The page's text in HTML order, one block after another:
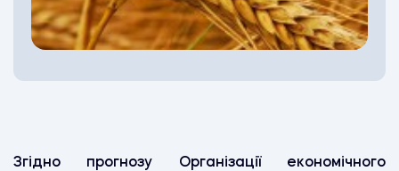
Згідно прогнозу Організації економічного